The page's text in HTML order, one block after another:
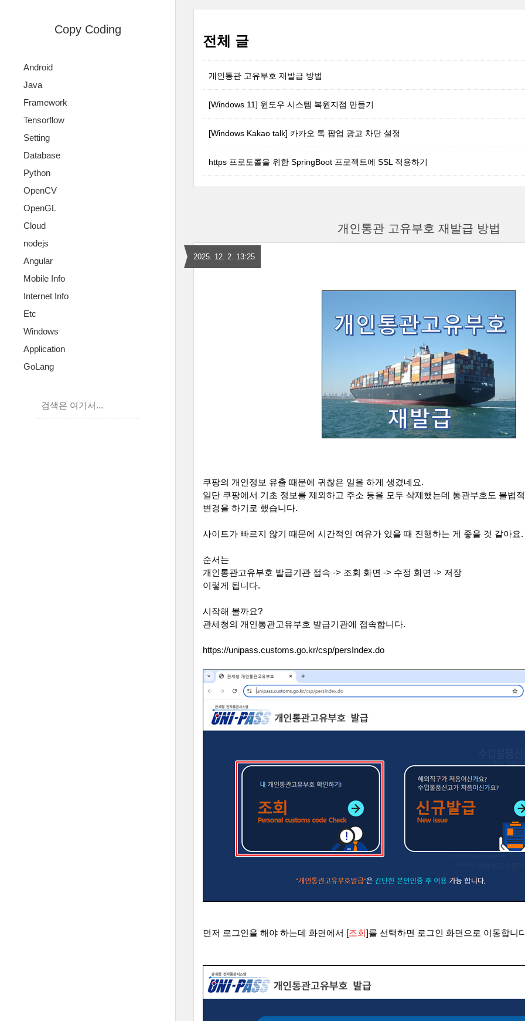
Copy Coding
Android
Java
Framework
Tensorflow
Setting
Database
Python
OpenCV
OpenGL
Cloud
nodejs
Angular
Mobile Info
Internet Info
Etc
Windows
Application
GoLang
전체 글
개인통관 고유부호 재발급 방법
[Windows 11] 윈도우 시스템 복원지점 만들기
[Windows Kakao talk] 카카오 톡 팝업 광고 차단 설정
https 프로토콜을 위한 SpringBoot 프로젝트에 SSL 적용하기
개인통관 고유부호 재발급 방법
2025. 12. 2. 13:25
쿠팡의 개인정보 유출 때문에 귀찮은 일을 하게 생겼네요.
일단 쿠팡에서 기초 정보를 제외하고 주소 등을 모두 삭제했는데 통관부호도 불법
변경을 하기로 했습니다.
사이트가 빠르지 않기 때문에 시간적인 여유가 있을 때 진행하는 게 좋을 것 같아요.
순서는
개인통관고유부호 발급기관 접속 -> 조회 화면 -> 수정 화면 -> 저장
이렇게 됩니다.
시작해 볼까요?
관세청의 개인통관고유부호 발급기관에 접속합니다.
https://unipass.customs.go.kr/csp/persIndex.do
먼저 로그인을 해야 하는데 화면에서 [조회]를 선택하면 로그인 화면으로 이동합니